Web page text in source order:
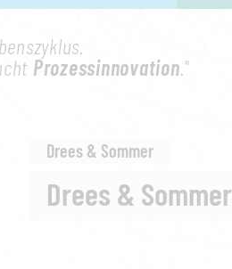
Prozessinnovation."
Drees & Sommer
Drees & Sommer